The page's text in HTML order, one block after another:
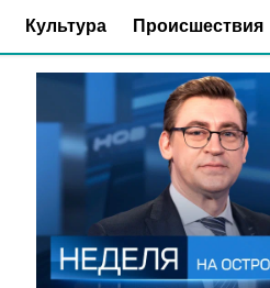
Культура Происшествия